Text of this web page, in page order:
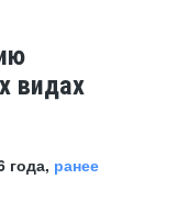
видах
года, ранее